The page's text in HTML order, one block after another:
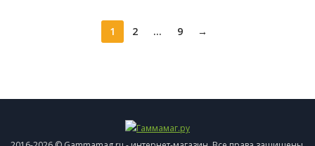
1 2 ... 9 →